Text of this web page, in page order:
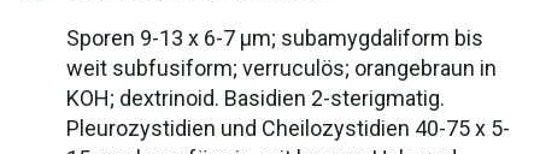
Sporen 9-13 x 6-7 µm; subamygdaliform bis
weit subfusiform; verruculös; orangebraun in
KOH; dextrinoid. Basidien 2-sterigmatig.
Pleurozystidien und Cheilozystidien 40-75 x 5-